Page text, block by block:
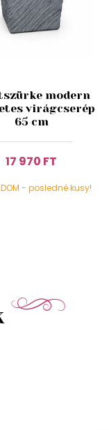
modern
virágcserép
65 cm
17 970 FT
- posledné kusy!